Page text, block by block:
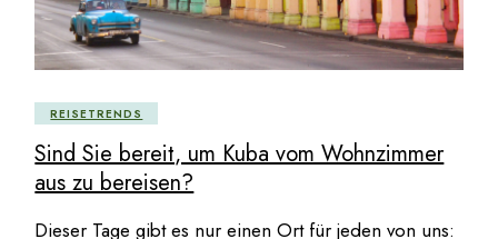
REISETRENDS
Sind Sie bereit, um Kuba vom Wohnzimmer
aus zu bereisen?
Dieser Tage gibt es nur einen Ort für jeden von uns: